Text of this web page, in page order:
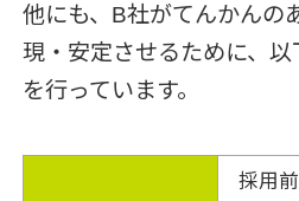
他にも、B社がてんかんの
現・安定させるために、
を行っています。
採用